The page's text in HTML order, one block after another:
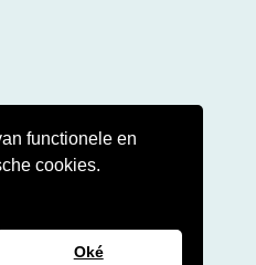
functionele en
cookies.
Oké